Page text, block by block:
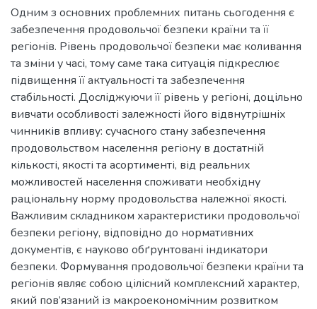
Одним з основних проблемних питань сьогодення є
забезпечення продовольчої безпеки країни та її
регіонів. Рівень продовольчої безпеки має коливання
та зміни у часі, тому саме така ситуація підкреслює
підвищення її актуальності та забезпечення
стабільності. Досліджуючи її рівень у регіоні, доцільно
вивчати особливості залежності його відвнутрішніх
чинників впливу: сучасного стану забезпечення
продовольством населення регіону в достатній
кількості, якості та асортименті, від реальних
можливостей населення споживати необхідну
раціональну норму продовольства належної якості.
Важливим складником характеристики продовольчої
безпеки регіону, відповідно до нормативних
документів, є науково обґрунтовані індикатори
безпеки. Формування продовольчої безпеки країни та
регіонів являє собою цілісний комплексний характер,
який пов’язаний із макроекономічним розвитком